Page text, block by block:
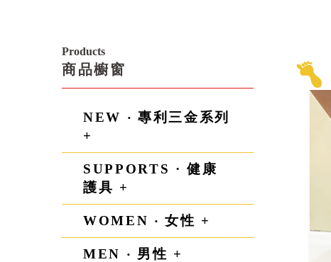
Products
商品櫥窗
NEW ‧ 專利三金系列
+
SUPPORTS · 健康
護具 +
WOMEN ‧ 女性 +
MEN ‧ 男性 +